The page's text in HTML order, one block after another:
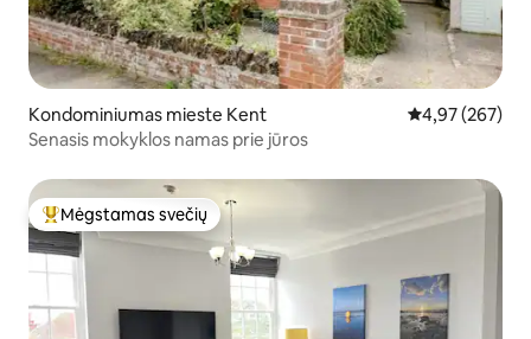
Kondominiumas mieste Kent Vidutinis
4,97 (267)
Senasis mokyklos namas prie jūros
Svečių mėgstamiausias
Mėgstamas svečių